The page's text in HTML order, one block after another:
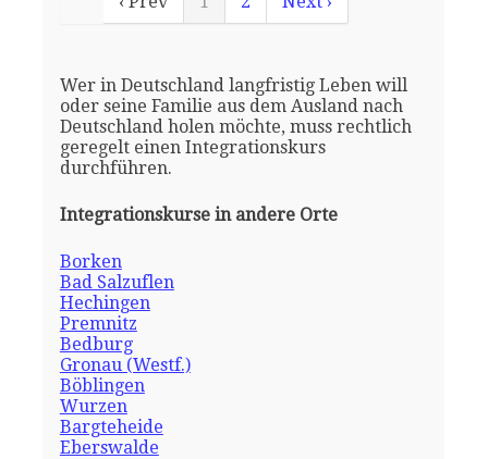
Wer in Deutschland langfristig Leben will
oder seine Familie aus dem Ausland nach
Deutschland holen möchte, muss rechtlich
geregelt einen Integrationskurs
durchführen.
Integrationskurse in andere Orte
Borken
Bad Salzuflen
Hechingen
Premnitz
Bedburg
Gronau (Westf.)
Böblingen
Wurzen
Bargteheide
Eberswalde